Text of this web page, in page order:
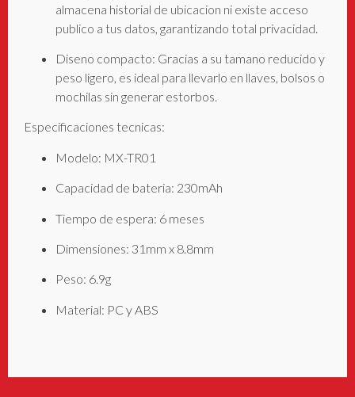
almacena historial de ubicacion ni existe acceso
publico a tus datos, garantizando total privacidad.
Diseno compacto: Gracias a su tamano reducido y
peso ligero, es ideal para llevarlo en llaves, bolsos o
mochilas sin generar estorbos.
Especificaciones tecnicas:
Modelo: MX-TR01
Capacidad de bateria: 230mAh
Tiempo de espera: 6 meses
Dimensiones: 31mm x 8.8mm
Peso: 6.9g
Material: PC y ABS